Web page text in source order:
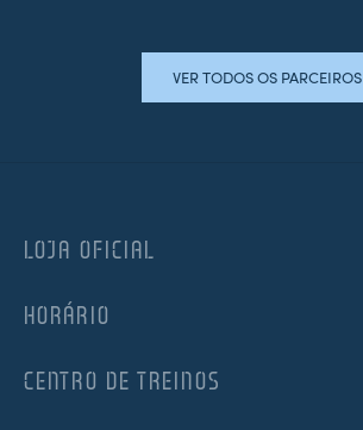
VER TODOS OS PARCEIROS
LOJA OFICIAL
HORÁRIO
CENTRO DE TREINOS